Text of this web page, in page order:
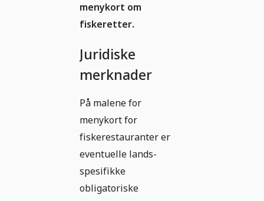
menykort om
fiskeretter.
Juridiske
merknader
På malene for
menykort for
fiskerestauranter er
eventuelle lands-
spesifikke
obligatoriske